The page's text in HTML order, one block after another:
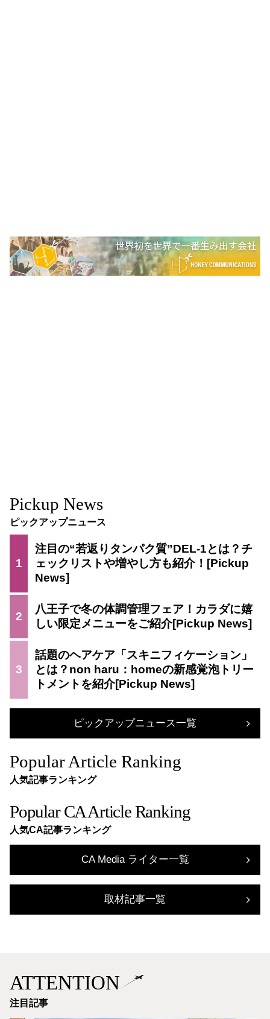
Pickup News
ピックアップニュース
1
注目の“若返りタンパク質”DEL-1とは？チ
ェックリストや増やし方も紹介！
2
八王子で冬の体調管理フェア！カラダに嬉
しい限定メニューをご紹介
3
話題のヘアケア「スキニフィケーション」
とは？non haru：homeの新感覚泡トリー
トメントを紹介
ピックアップニュース一覧
Popular Article Ranking
人気記事ランキング
Popular CA Article Ranking
人気CA記事ランキング
CA Media ライター一覧
取材記事一覧
ATTENTION
注目記事